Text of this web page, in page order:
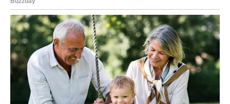
provode svoje vrijeme.
Kroz kratki video uspio je razveseliti mnoštvo pratitelja
pokušavajući oponašati stariju dragu, upuštajući se u komičan
skok i dižući noge u zrak. Unatoč neuspješnom pokušaju,
posrnuo je i pao kao svijeća, što je izazvalo gromoglasan
smijeh njegove supruge koja je ovjekovječila trenutak, ali i
njegovih kolega i brojnih obožavatelja. Neosporno je da je
Sergej utjelovljenje izuzetnog oca, kakvog bi svaka kćer mogla